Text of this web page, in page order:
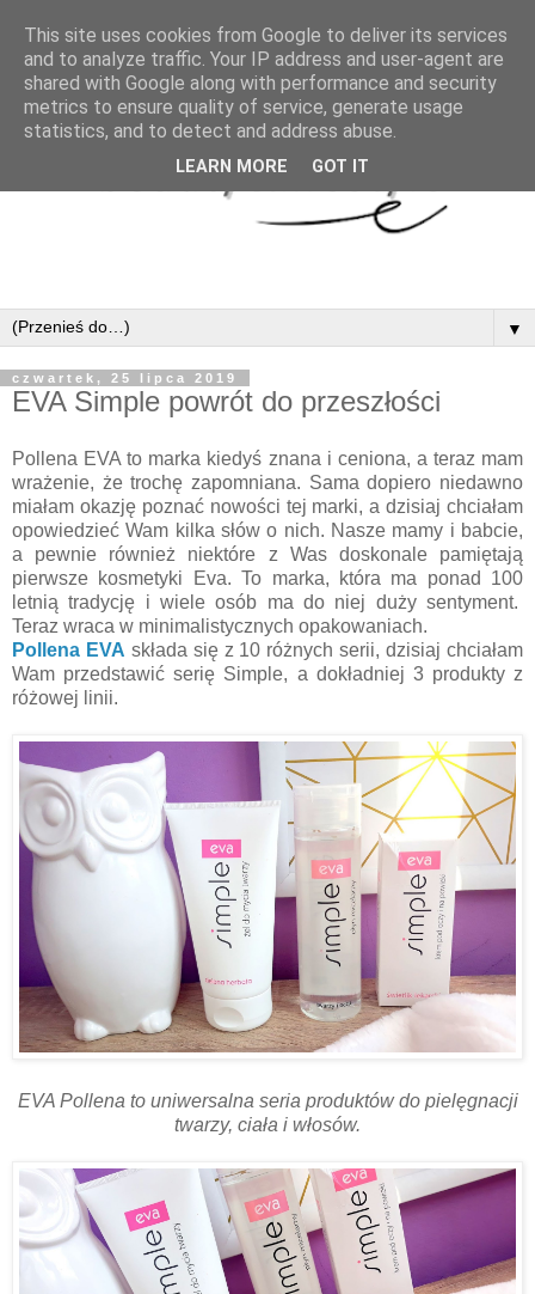
▼
czwartek, 25 lipca 2019
EVA Simple powrót do przeszłości
Pollena EVA to marka kiedyś znana i ceniona, a teraz mam
wrażenie, że trochę zapomniana. Sama dopiero niedawno
miałam okazję poznać nowości tej marki, a dzisiaj chciałam
opowiedzieć Wam kilka słów o nich. Nasze mamy i babcie,
a pewnie również niektóre z Was doskonale pamiętają
pierwsze kosmetyki Eva. To marka, która ma ponad 100
letnią tradycję i wiele osób ma do niej duży sentyment.
Teraz wraca w minimalistycznych opakowaniach.
Pollena EVA składa się z 10 różnych serii, dzisiaj chciałam
Wam przedstawić serię Simple, a dokładniej 3 produkty z
różowej linii.
EVA Pollena to uniwersalna seria produktów do pielęgnacji
twarzy, ciała i włosów.
This site uses cookies from Google to deliver its services
and to analyze traffic. Your IP address and user-agent are
shared with Google along with performance and security
metrics to ensure quality of service, generate usage
statistics, and to detect and address abuse.
LEARN MORE GOT IT